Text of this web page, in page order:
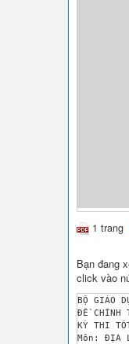
1 trang
Bạn đang
click vào
BỘ GIÁO
ĐỀ CHÍNH
KỲ THI
Môn: ĐỊA